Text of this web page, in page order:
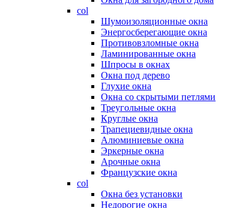
col
Шумоизоляционные окна
Энергосберегающие окна
Противовзломные окна
Ламинированные окна
Шпросы в окнах
Окна под дерево
Глухие окна
Окна со скрытыми петлями
Треугольные окна
Круглые окна
Трапециевидные окна
Алюминиевые окна
Эркерные окна
Арочные окна
Французские окна
col
Окна без установки
Недорогие окна